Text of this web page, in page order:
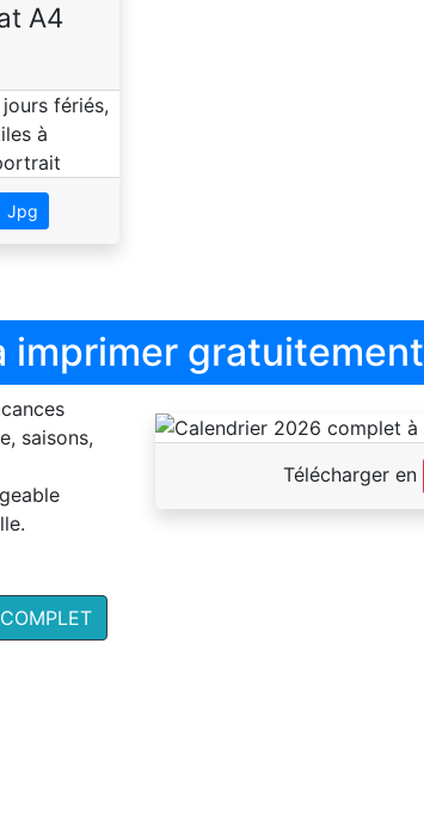
A4
Jpg
imprimer gratuitement
saisons,
Télécharger en